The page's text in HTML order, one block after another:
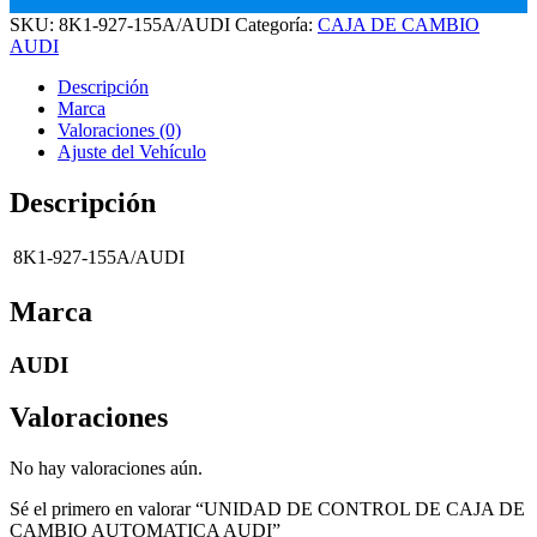
SKU: 8K1-927-155A/AUDI Categoría: CAJA DE CAMBIO
AUDI
Descripción
Marca
Valoraciones (0)
Ajuste del Vehículo
Descripción
8K1-927-155A/AUDI
Marca
AUDI
Valoraciones
No hay valoraciones aún.
Sé el primero en valorar “UNIDAD DE CONTROL DE CAJA DE
CAMBIO AUTOMATICA AUDI”